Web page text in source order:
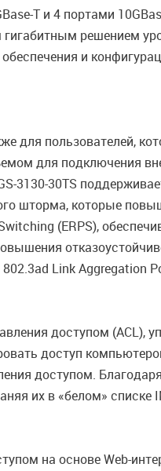
T и 4 портами
решением
и
для пользователей,
для подключения
3130-30TS
шторма, которые
(ERPS),
Link Aggregation
доступом (ACL),
доступ
доступом.
их в «белом» списке
на основе Web-